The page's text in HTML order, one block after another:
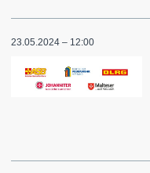
23.05.2024 – 12:00